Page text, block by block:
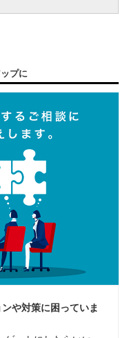
プに
や対策に困っていま